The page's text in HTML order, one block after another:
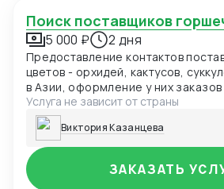
Поиск поставщиков
5 000 ₽ 2 дня
Предоставление контактов
цветов - орхидей, кактусов,
в Азии, оформление у них
заданным параметрам.
Услуга не зависит от страны
Виктория Казанцева
ЗАКАЗАТЬ